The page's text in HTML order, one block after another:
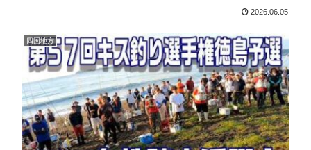
2026.06.05
四国地方